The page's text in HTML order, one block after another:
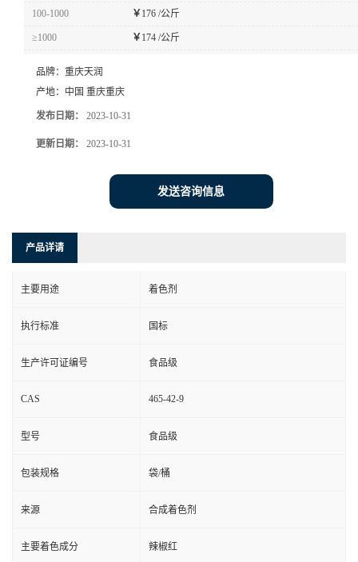
100-1000 ￥176 /公斤
≥1000 ￥174 /公斤
品牌： 重庆天润
产地： 中国 重庆重庆
发布日期： 2023-10-31
更新日期： 2023-10-31
发送咨询信息
产品详请
主要用途 着色剂
执行标准 国标
生产许可证编号 食品级
CAS 465-42-9
型号 食品级
包装规格 袋/桶
来源 合成着色剂
主要着色成分 辣椒红